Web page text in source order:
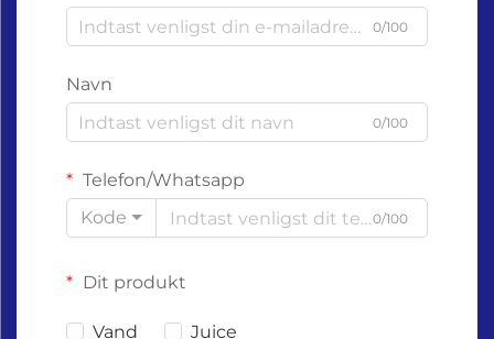
0/100
Navn
0/100
Telefon/Whatsapp
Kode
0/100
Dit produkt
Vand
Juice